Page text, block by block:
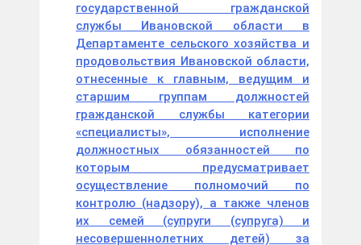
государственной гражданской
службы Ивановской области в
Департаменте сельского хозяйства и
продовольствия Ивановской области,
отнесенные к главным, ведущим и
старшим группам должностей
гражданской службы категории
«специалисты», исполнение
должностных обязанностей по
которым предусматривает
осуществление полномочий по
контролю (надзору), а также членов
их семей (супруги (супруга) и
несовершеннолетних детей) за